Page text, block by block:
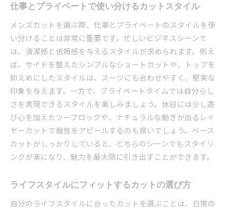
仕事とプライベートで使い分けるカットスタイル
メンズカットを選ぶ際、仕事とプライベートのスタイルを使
い分けることは非常に重要です。忙しいビジネスシーンで
は、清潔感と信頼感を与えるスタイルが求められます。例え
ば、サイドを整えたシンプルなショートカットや、トップを
抑えめにしたスタイルは、スーツにも合わせやすく、堅実な
印象を与えます。一方で、プライベートタイムでは自分らし
さを表現できるスタイルを楽しみましょう。休日には少し遊
び心を加えたツーブロックや、ナチュラルな動きが出るレイ
ヤーカットで個性をアピールするのも良いでしょう。ベース
カットがしっかりしていると、どちらのシーンでもスタイリ
ングが楽になり、魅力を最大限に引き出すことができます。
ライフスタイルにフィットするカットの選び方
自分のライフスタイルに合ったカットを選ぶことは、日常の